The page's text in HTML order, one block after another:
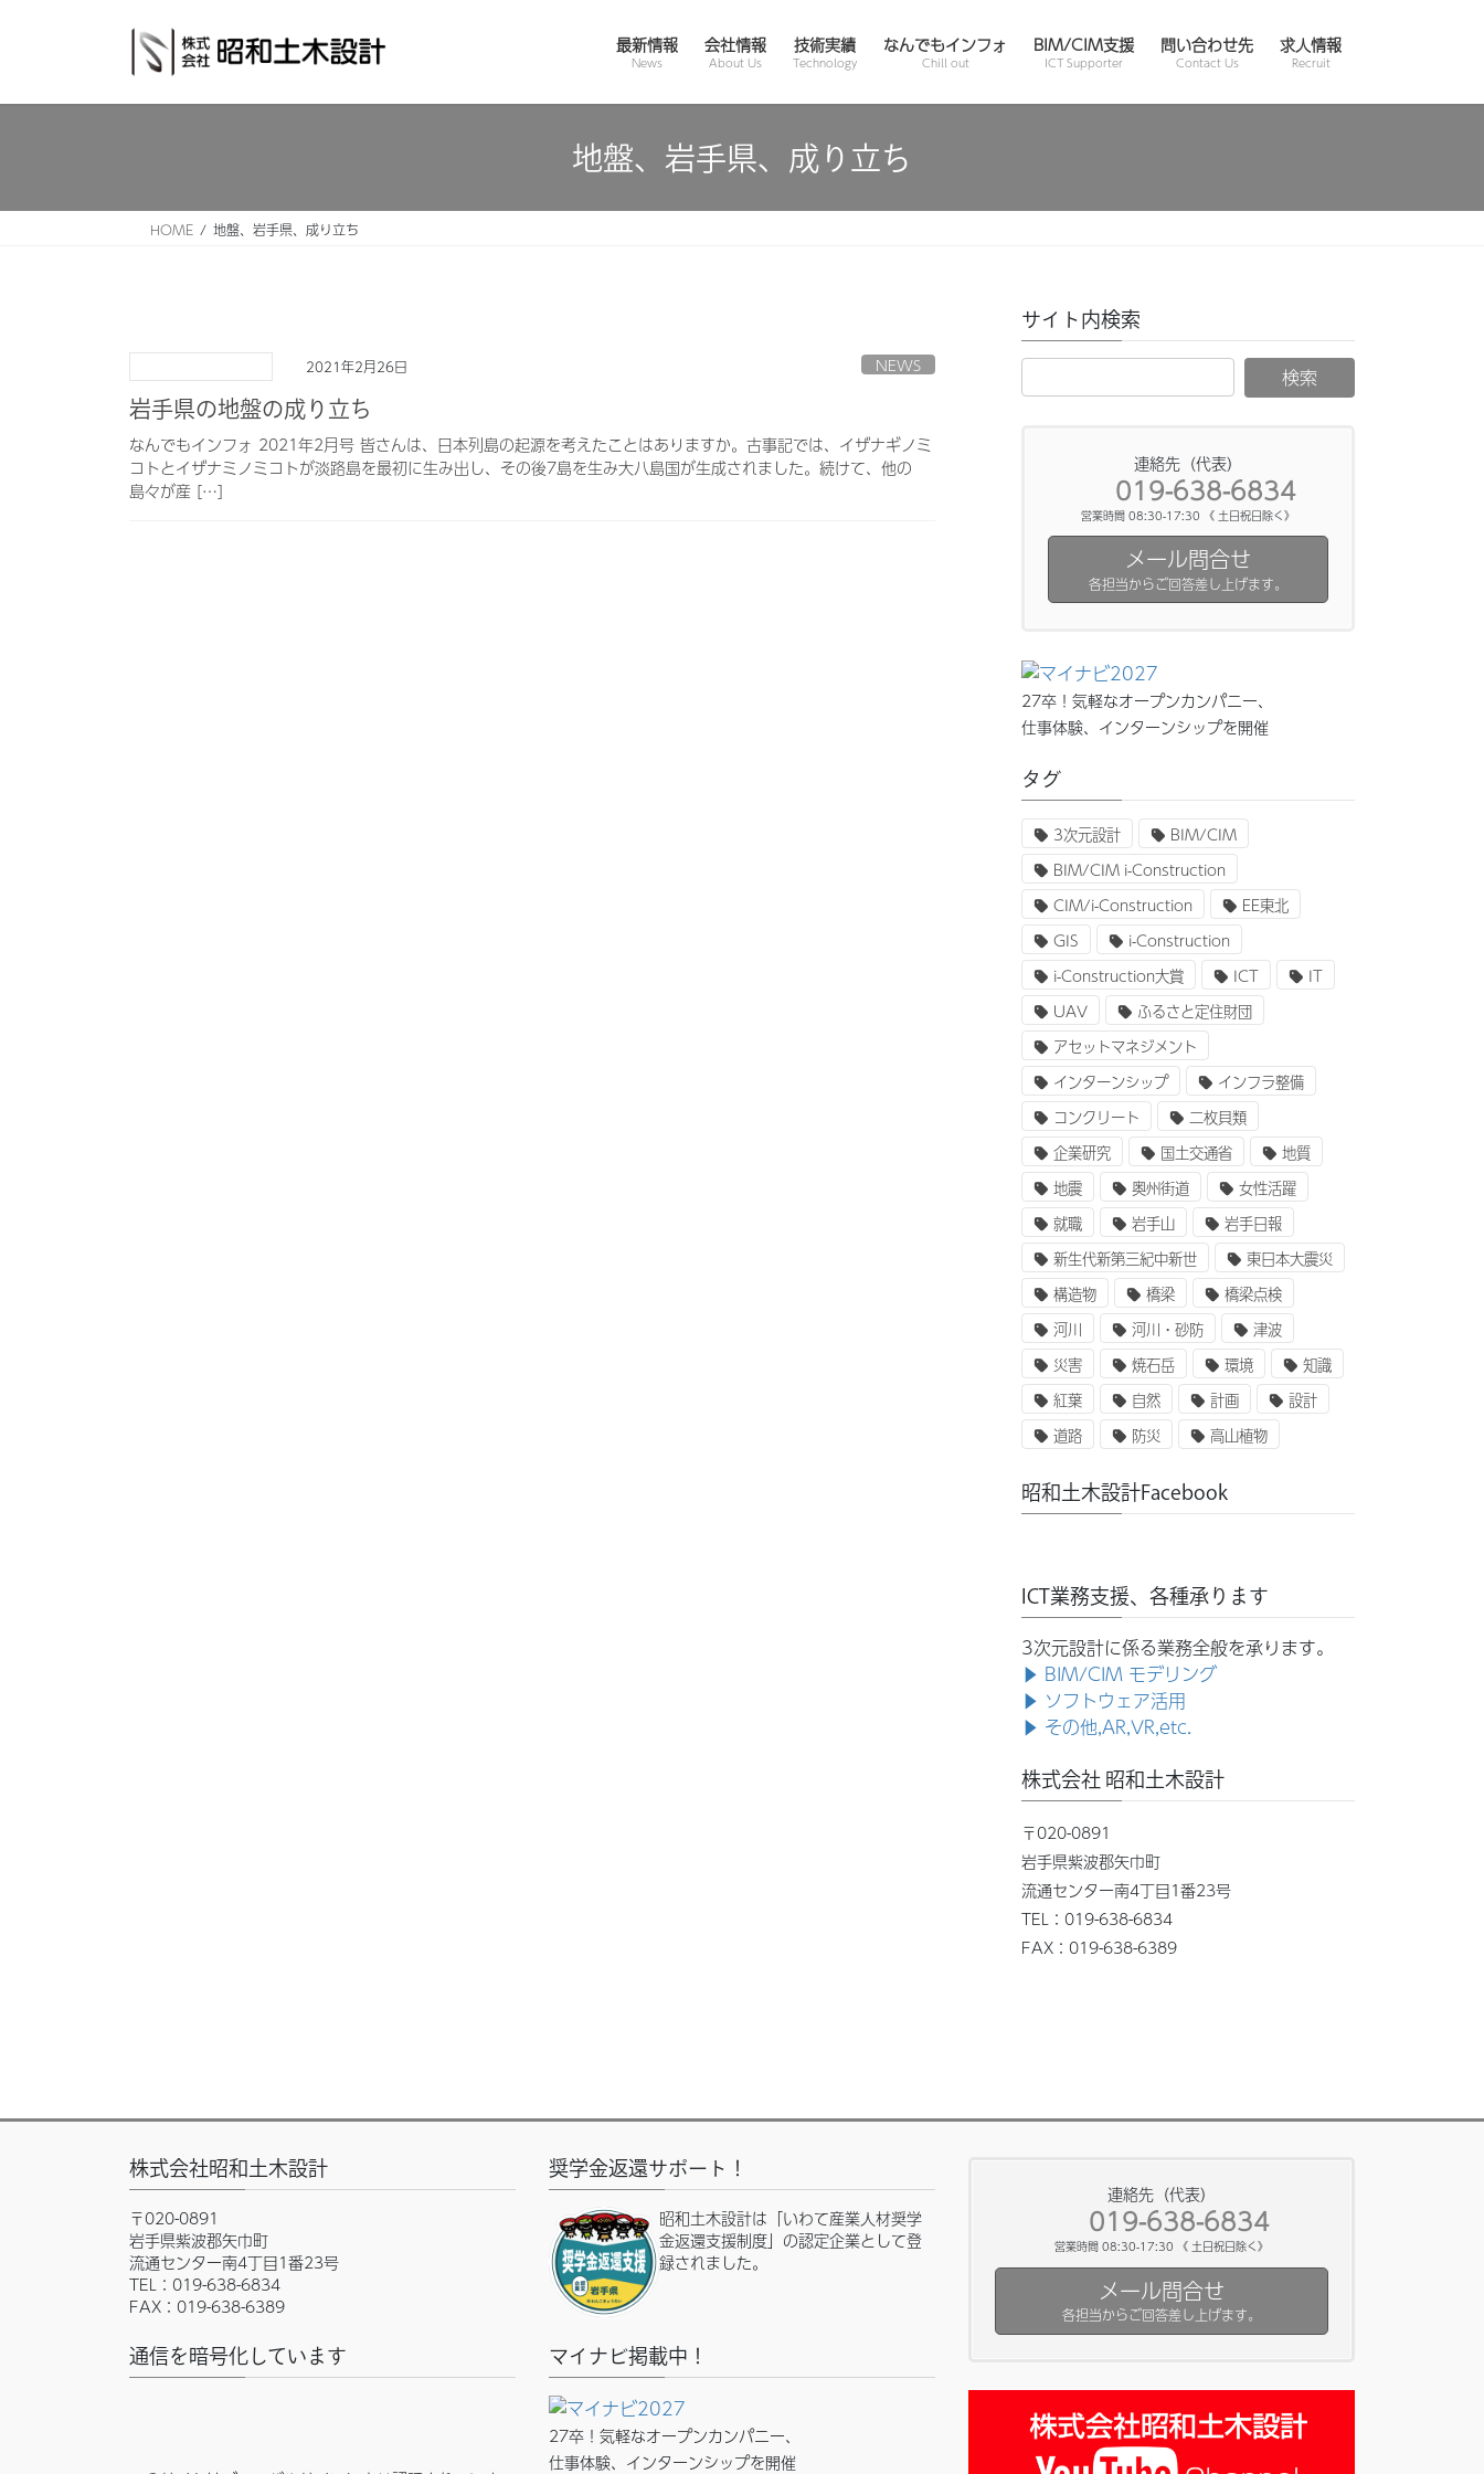
最新情報
News
会社情報
About Us
技術実績
Technology
なんでもインフォ
Chill out
BIM/CIM支援
ICT Supporter
問い合わせ先
Contact Us
求人情報
Recruit
地盤、岩手県、成り立ち
HOME 地盤、岩手県、成り立ち
2021年2月26日
NEWS
岩手県の地盤の成り立ち
なんでもインフォ 2021年2月号 皆さんは、日本列島の起源を考えたことはありますか。古事記では、イザナギノミ
コトとイザナミノミコトが淡路島を最初に生み出し、その後7島を生み大八島国が生成されました。続けて、他の
島々が産 […]
サイト内検索
連絡先（代表）
019-638-6834
営業時間 08:30-17:30 《 土日祝日除く》
メール問合せ
各担当からご回答差し上げます。
27卒！気軽なオープンカンパニー、
仕事体験、インターンシップを開催
タグ
3次元設計
BIM/CIM
BIM/CIM i-Construction
CIM/i-Construction
EE東北
GIS
i-Construction
i-Construction大賞
ICT
IT
UAV
ふるさと定住財団
アセットマネジメント
インターンシップ
インフラ整備
コンクリート
二枚貝類
企業研究
国土交通省
地質
地震
奥州街道
女性活躍
就職
岩手山
岩手日報
新生代新第三紀中新世
東日本大震災
構造物
橋梁
橋梁点検
河川
河川・砂防
津波
災害
焼石岳 環境
知識
紅葉
自然 計画
設計
道路
防災 高山植物
昭和土木設計Facebook
ICT業務支援、各種承ります
3次元設計に係る業務全般を承ります。
▶ BIM/CIM モデリング
▶ ソフトウェア活用
▶ その他,AR,VR,etc.
株式会社 昭和土木設計
〒020-0891
岩手県紫波郡矢巾町
流通センター南4丁目1番23号
TEL：019-638-6834
FAX：019-638-6389
株式会社昭和土木設計
〒020-0891
岩手県紫波郡矢巾町
流通センター南4丁目1番23号
TEL：019-638-6834
FAX：019-638-6389
通信を暗号化しています
奨学金返還サポート！
昭和土木設計は「いわて産業人材奨学
金返還支援制度」の認定企業として登
録されました。
マイナビ掲載中！
27卒！気軽なオープンカンパニー、
仕事体験、インターンシップを開催
連絡先（代表）
019-638-6834
営業時間 08:30-17:30 《 土日祝日除く》
メール問合せ
各担当からご回答差し上げます。